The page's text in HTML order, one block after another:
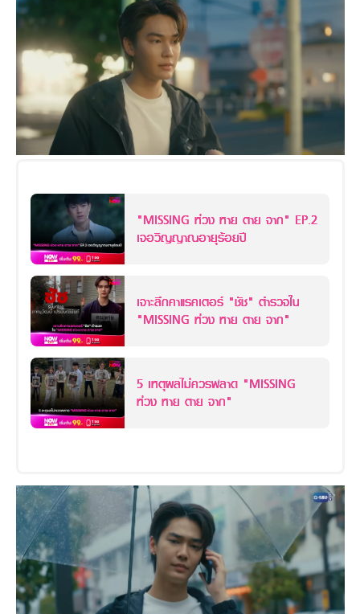
"MISSING ห่วง หาย ตาย จาก" EP.2
เจอวิญญาณอายุร้อยปี
เจาะลึกคาแรคเตอร์ "ชัช" ตำรวจใน
"MISSING ห่วง หาย ตาย จาก"
5 เหตุผลไม่ควรพลาด "MISSING
ห่วง หาย ตาย จาก"